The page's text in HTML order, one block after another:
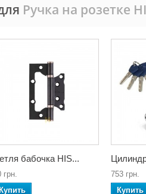
Ручка на розетке
бабочка HIS...
грн.
Купить
753 грн.
Купить